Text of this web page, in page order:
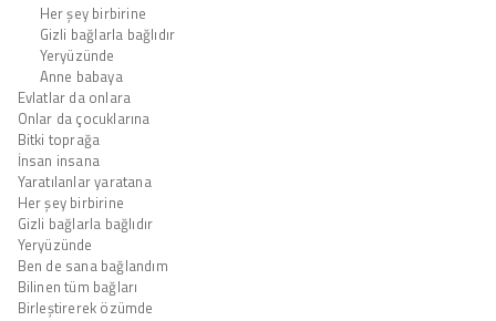
Her şey birbirine
Gizli bağlarla bağlıdır
Yeryüzünde
Anne babaya
Evlatlar da onlara
Onlar da çocuklarına
Bitki toprağa
İnsan insana
Yaratılanlar yaratana
Her şey birbirine
Gizli bağlarla bağlıdır
Yeryüzünde
Ben de sana bağlandım
Bilinen tüm bağları
Birleştirerek özümde